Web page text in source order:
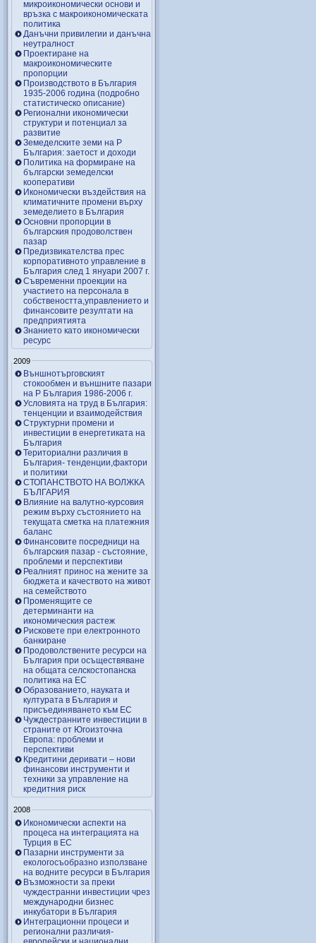
микроикономически основи и
връзка с макроикономическата
политика
Данъчни привилегии и данъчна
неутралност
Проектиране на
макроикономическите
пропорции
Производството в България
1935-2006 година (подробно
статистическо описание)
Регионални икономически
структури и потенциал за
развитие
Земеделските земи на Р
България: заетост и доходи
Политика на формиране на
български земеделски
кооперативи
Икономически въздействия на
климатичните промени върху
земеделието в България
Основни пропорции в
българския продоволствен
пазар
Предизвикателства прес
корпоративното управление в
България след 1 януари 2007 г.
Съвременни проекции на
участието на персонала в
собствеността,управлението и
финансовите резултати на
предприятията
Знанието като икономически
ресурс
2009
Външнотърговският
стокообмен и външните пазари
на Р България 1986-2006 г.
Условията на труд в България:
тенценции и взаимодействия
Структурни промени и
инвестиции в енергетиката на
България
Териториални различия в
България- тенденции,фактори
и политики
СТОПАНСТВОТО НА ВОЛЖКА
БЪЛГАРИЯ
Влияние на валутно-курсовия
режим върху състоянието на
текущата сметка на платежния
баланс
Финансовите посредници на
българския пазар - състояние,
проблеми и перспективи
Реалният принос на жените за
бюджета и качеството на живот
на семейството
Променящите се
детерминанти на
икономическия растеж
Рисковете при електронното
банкиране
Продоволствените ресурси на
България при осъществяване
на общата селскостопанска
политика на ЕС
Образованието, науката и
културата в България и
присъединяването към ЕС
Чуждестранните инвестиции в
страните от Югоизточна
Европа: проблеми и
перспективи
Кредитини деривати – нови
финансови инструменти и
техники за управление на
кредитния риск
2008
Икономически аспекти на
процеса на интеграцията на
Турция в ЕС
Пазарни инструменти за
екологосъобразно използване
на водните ресурси в България
Възможности за преки
чуждестранни инвестиции чрез
международни бизнес
инкубатори в България
Интеграционни процеси и
регионални различия-